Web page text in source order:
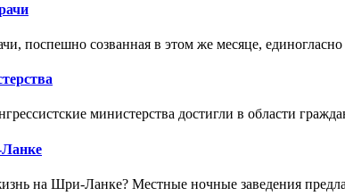
поспешно созванная в этом же месяце,
министерства достигли в области
на Шри-Ланке? Местные ночные заведения